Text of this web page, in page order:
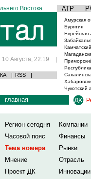
Востока АТР
10 Августа, 22:19 |
| RSS |
Амурская
Бурятия
Еврейская
Чукотский
главная
Регион сегодня
Компании
Часовой пояс
Финансы
Тема номера
Рынки
Мнение
Отрасль
Проект ДК
Инновации